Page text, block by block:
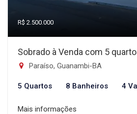
R$ 2.500.000
Sobrado à Venda com 5
Paraíso, Guanambi-BA
5 Quartos 8 Banheiros 4
Mais informações